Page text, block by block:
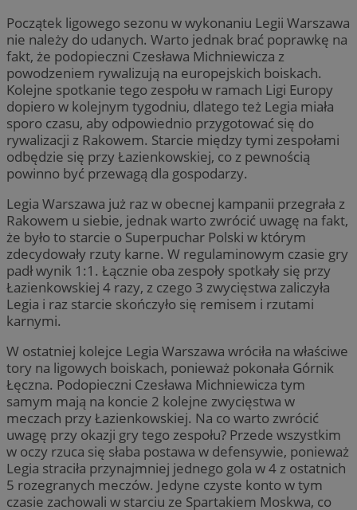
Początek ligowego sezonu w wykonaniu Legii Warszawa
nie należy do udanych. Warto jednak brać poprawkę na
fakt, że podopieczni Czesława Michniewicza z
powodzeniem rywalizują na europejskich boiskach.
Kolejne spotkanie tego zespołu w ramach Ligi Europy
dopiero w kolejnym tygodniu, dlatego też Legia miała
sporo czasu, aby odpowiednio przygotować się do
rywalizacji z Rakowem. Starcie między tymi zespołami
odbędzie się przy Łazienkowskiej, co z pewnością
powinno być przewagą dla gospodarzy.
Legia Warszawa już raz w obecnej kampanii przegrała z
Rakowem u siebie, jednak warto zwrócić uwagę na fakt,
że było to starcie o Superpuchar Polski w którym
zdecydowały rzuty karne. W regulaminowym czasie gry
padł wynik 1:1. Łącznie oba zespoły spotkały się przy
Łazienkowskiej 4 razy, z czego 3 zwycięstwa zaliczyła
Legia i raz starcie skończyło się remisem i rzutami
karnymi.
W ostatniej kolejce Legia Warszawa wróciła na właściwe
tory na ligowych boiskach, ponieważ pokonała Górnik
Łęczna. Podopieczni Czesława Michniewicza tym
samym mają na koncie 2 kolejne zwycięstwa w
meczach przy Łazienkowskiej. Na co warto zwrócić
uwagę przy okazji gry tego zespołu? Przede wszystkim
w oczy rzuca się słaba postawa w defensywie, ponieważ
Legia straciła przynajmniej jednego gola w 4 z ostatnich
5 rozegranych meczów. Jedyne czyste konto w tym
czasie zachowali w starciu ze Spartakiem Moskwa, co